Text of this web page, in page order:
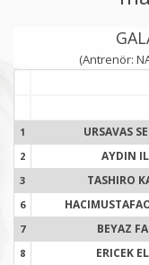
(Antrenör:
1 URSAVAS
2 AYDIN
3 TASHIRO
6
7 BEYAZ
8 ERICEK